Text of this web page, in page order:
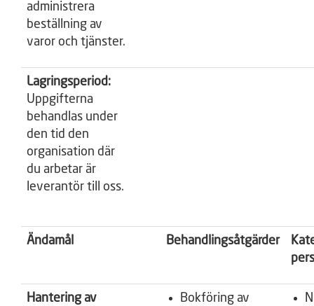
administrera
beställning av
varor och tjänster.
Lagringsperiod:
Uppgifterna
behandlas under
den tid den
organisation där
du arbetar är
leverantör till oss.
Ändamål Behandlingsåtgärder
Hantering av Bokföring av